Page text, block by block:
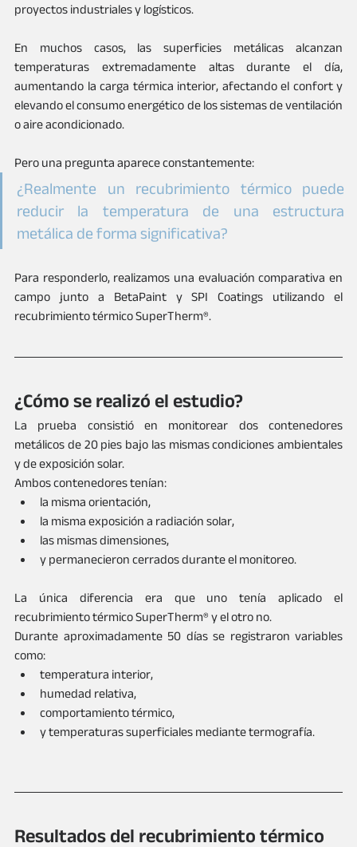
proyectos industriales y logísticos.
En muchos casos, las superficies metálicas alcanzan
temperaturas extremadamente altas durante el día,
aumentando la carga térmica interior, afectando el confort y
elevando el consumo energético de los sistemas de ventilación
o aire acondicionado.
Pero una pregunta aparece constantemente:
¿Realmente un recubrimiento térmico puede
reducir la temperatura de una estructura
metálica de forma significativa?
Para responderlo, realizamos una evaluación comparativa en
campo junto a BetaPaint y SPI Coatings utilizando el
recubrimiento térmico SuperTherm®.
¿Cómo se realizó el estudio?
La prueba consistió en monitorear dos contenedores
metálicos de 20 pies bajo las mismas condiciones ambientales
y de exposición solar.
Ambos contenedores tenían:
la misma orientación,
la misma exposición a radiación solar,
las mismas dimensiones,
y permanecieron cerrados durante el monitoreo.
La única diferencia era que uno tenía aplicado el
recubrimiento térmico SuperTherm® y el otro no.
Durante aproximadamente 50 días se registraron variables
como:
temperatura interior,
humedad relativa,
comportamiento térmico,
y temperaturas superficiales mediante termografía.
Resultados del recubrimiento térmico